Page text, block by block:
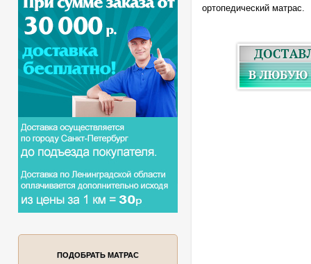
ортопедический матрас.
ПОДОБРАТЬ МАТРАС